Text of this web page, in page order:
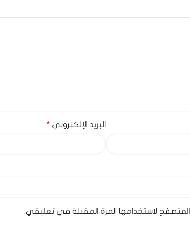
البريد الإلكتروني *
لاستخدامها المرة المقبلة في تعليقي.